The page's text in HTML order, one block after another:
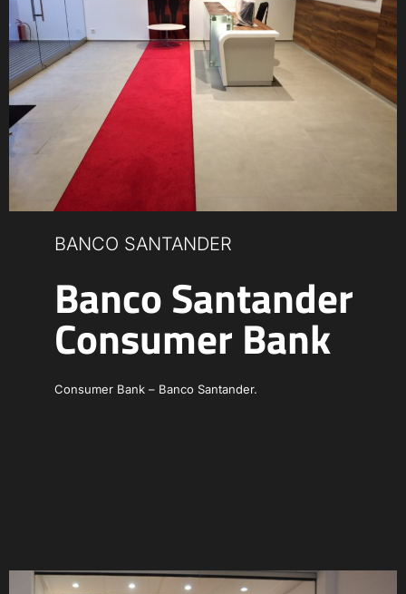
BANCO SANTANDER
Banco Santander
Consumer Bank
Consumer Bank – Banco Santander.